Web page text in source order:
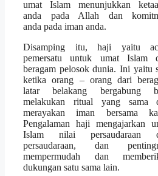
umat Islam menunjukkan
anda pada Allah dan
anda pada iman anda.
Disamping itu, haji yaitu
pemersatu untuk umat Islam
beragam pelosok dunia. Ini yaitu
ketika orang – orang dari
latar belakang bergabung
melakukan ritual yang sama
merayakan iman bersama
Pengalaman haji mengajarkan
Islam nilai persaudaraan
persaudaraan, dan
mempermudah dan
dukungan satu sama lain.